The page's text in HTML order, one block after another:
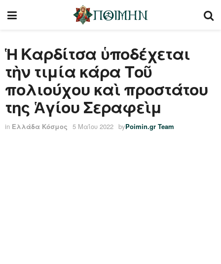
Ἡ Καρδίτσα ὑποδέχεται
τὴν τιμία κάρα Τοῦ
πολιούχου καὶ προστάτου
της Ἁγίου Σεραφεὶμ
in Ελλάδα Κόσμος 5 Μαΐου 2022 byPoimin.gr Team